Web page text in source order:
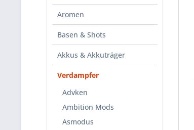
Aromen
Basen & Shots
Akkus & Akkuträger
Verdampfer
Advken
Ambition Mods
Asmodus